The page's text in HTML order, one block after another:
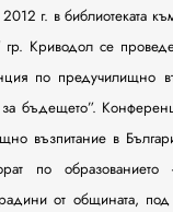
г. в библиотеката
Криводол се
по предучилищно
бъдещето”.
възпитание в
по
от общината,